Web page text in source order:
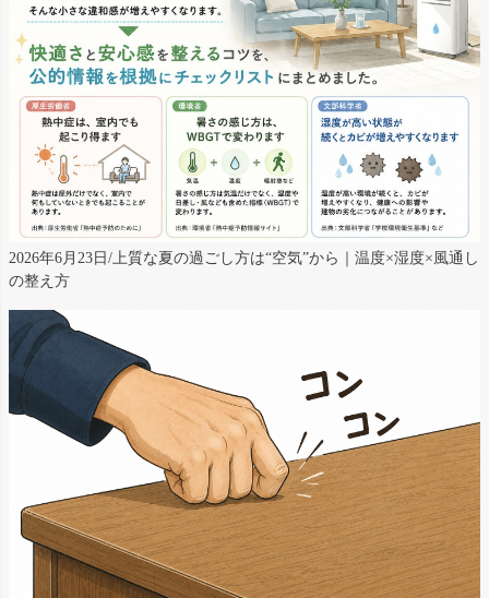
2026年6月23日/上質な夏の過ごし方は“空気”から｜温度×湿度×風通し
の整え方